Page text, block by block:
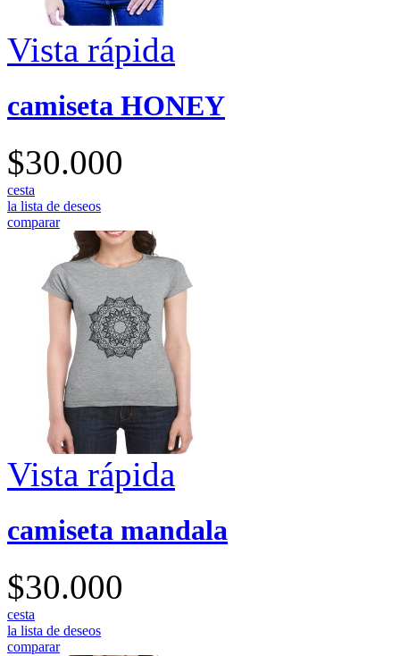
Vista rápida
camiseta HONEY
$30.000
cesta
la lista de deseos
comparar
Vista rápida
camiseta mandala
$30.000
cesta
la lista de deseos
comparar